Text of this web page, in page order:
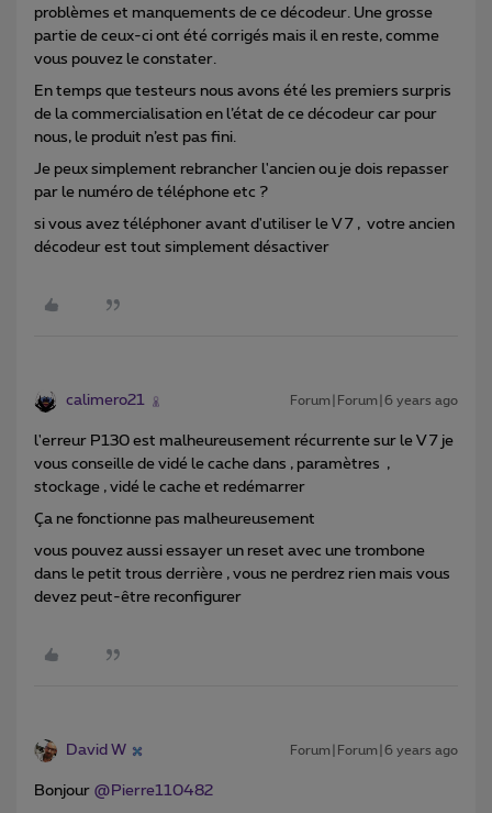
problèmes et manquements de ce décodeur. Une grosse
partie de ceux-ci ont été corrigés mais il en reste, comme
vous pouvez le constater.
En temps que testeurs nous avons été les premiers surpris
de la commercialisation en l’état de ce décodeur car pour
nous, le produit n’est pas fini.
Je peux simplement rebrancher l'ancien ou je dois repasser
par le numéro de téléphone etc ?
si vous avez téléphoner avant d'utiliser le V 7 , votre ancien
décodeur est tout simplement désactiver
calimero21 Forum|Forum|6 years ago
l'erreur P130 est malheureusement récurrente sur le V 7 je
vous conseille de vidé le cache dans , paramètres ,
stockage , vidé le cache et redémarrer
Ça ne fonctionne pas malheureusement
vous pouvez aussi essayer un reset avec une trombone
dans le petit trous derrière , vous ne perdrez rien mais vous
devez peut-être reconfigurer
David W Forum|Forum|6 years ago
Bonjour @Pierre110482